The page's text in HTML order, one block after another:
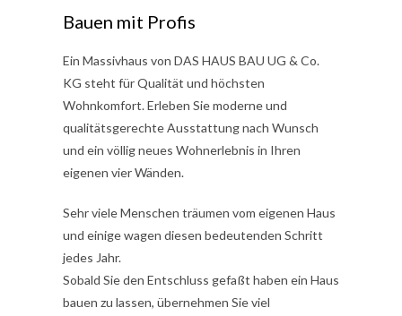
Bauen mit Profis
Ein Massivhaus von DAS HAUS BAU UG & Co.
KG steht für Qualität und höchsten
Wohnkomfort. Erleben Sie moderne und
qualitätsgerechte Ausstattung nach Wunsch
und ein völlig neues Wohnerlebnis in Ihren
eigenen vier Wänden.
Sehr viele Menschen träumen vom eigenen Haus
und einige wagen diesen bedeutenden Schritt
jedes Jahr.
Sobald Sie den Entschluss gefaßt haben ein Haus
bauen zu lassen, übernehmen Sie viel